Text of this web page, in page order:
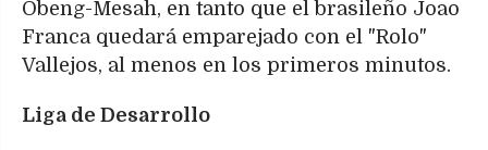
Obeng-Mesah, en tanto que el brasileño Joao
Franca quedará emparejado con el "Rolo"
Vallejos, al menos en los primeros minutos.
Liga de Desarrollo